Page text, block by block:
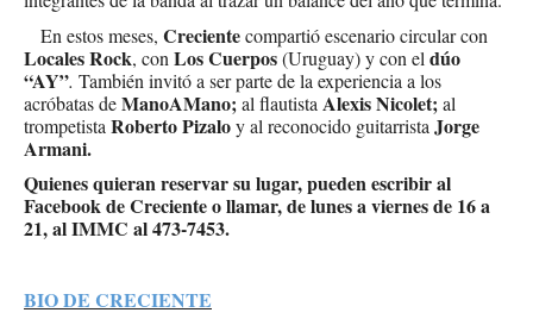
En estos meses, Crecientecompartió escenario circular con
Locales Rock, con Los Cuerpos(Uruguay) y con el dúo
“AY”. También invitó a ser parte de la experiencia a los
acróbatas deManoAMano;al flautista Alexis Nicolet;al
trompetista Roberto Pizaloy al reconocido guitarrista Jorge
Armani.
Quienes quieran reservar su lugar, pueden escribir al
Facebook de Creciente o llamar, de lunes a viernes de 16 a
21, al IMMC al 473-7453.
BIO DE CRECIENTE